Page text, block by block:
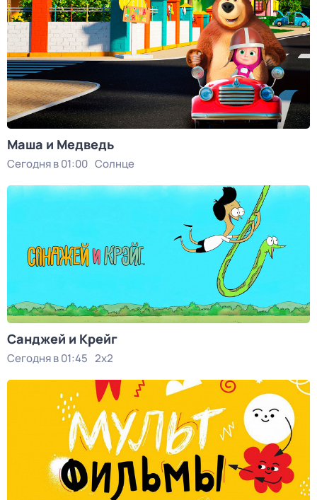
Маша и Медведь
Сегодня в 01:00 Солнце
Санджей и Крейг
Сегодня в 01:45 2x2